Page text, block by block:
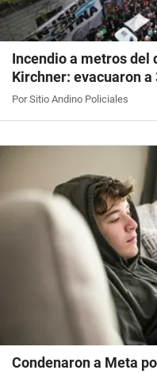
Incendio a metros del
Kirchner: evacuaron a
Por Sitio Andino Policiales
Condenaron a Meta